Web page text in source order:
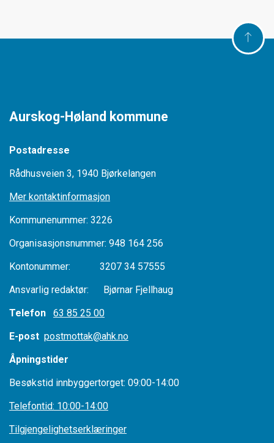
Aurskog-Høland kommune
Postadresse
Rådhusveien 3, 1940 Bjørkelangen
Mer kontaktinformasjon
Kommunenummer: 3226
Organisasjonsnummer: 948 164 256
Kontonummer: 3207 34 57555
Ansvarlig redaktør: Bjørnar Fjellhaug
Telefon 63 85 25 00
E-post postmottak@ahk.no
Åpningstider
Besøkstid innbyggertorget: 09:00-14:00
Telefontid: 10:00-14:00
Tilgjengelighetserklæringer